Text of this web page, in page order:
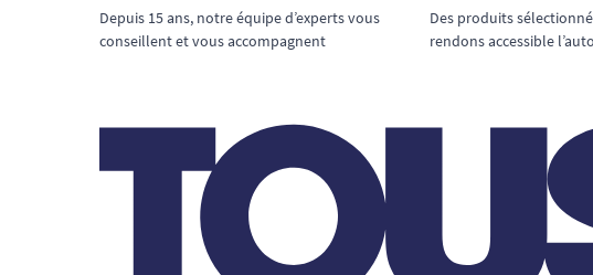
Depuis 15 ans, notre équipe d’experts vous
conseillent et vous accompagnent
Des produits
rendons accessible